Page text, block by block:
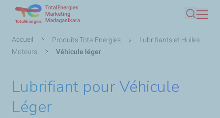
contenu
TotalEnergies
Marketing
Madagasikara
Fil
d'Ariane
Accueil Produits TotalEnergies
Lubrifiants et Huiles
Moteurs
Véhicule léger
Lubrifiant pour Véhicule
Léger